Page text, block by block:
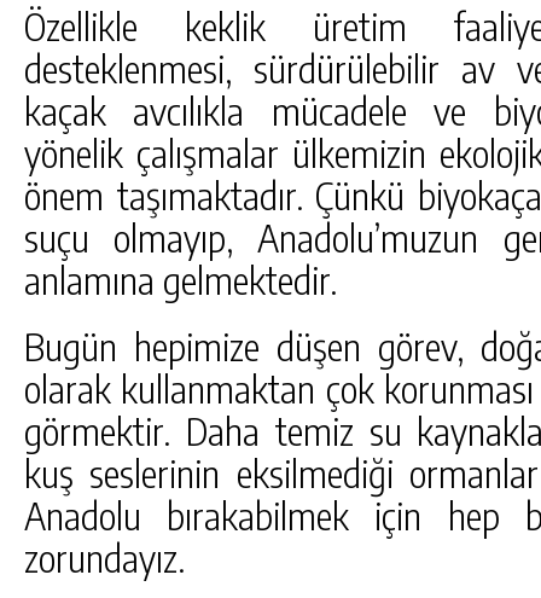
Özellikle keklik üretim
desteklenmesi, sürdürülebilir av
kaçak avcılıkla mücadele ve
yönelik çalışmalar ülkemizin
önem taşımaktadır. Çünkü
suçu olmayıp, Anadolu’muzun
anlamına gelmektedir.
Bugün hepimize düşen görev,
olarak kullanmaktan çok
görmektir. Daha temiz su
kuş seslerinin eksilmediği
Anadolu bırakabilmek için hep
zorundayız.